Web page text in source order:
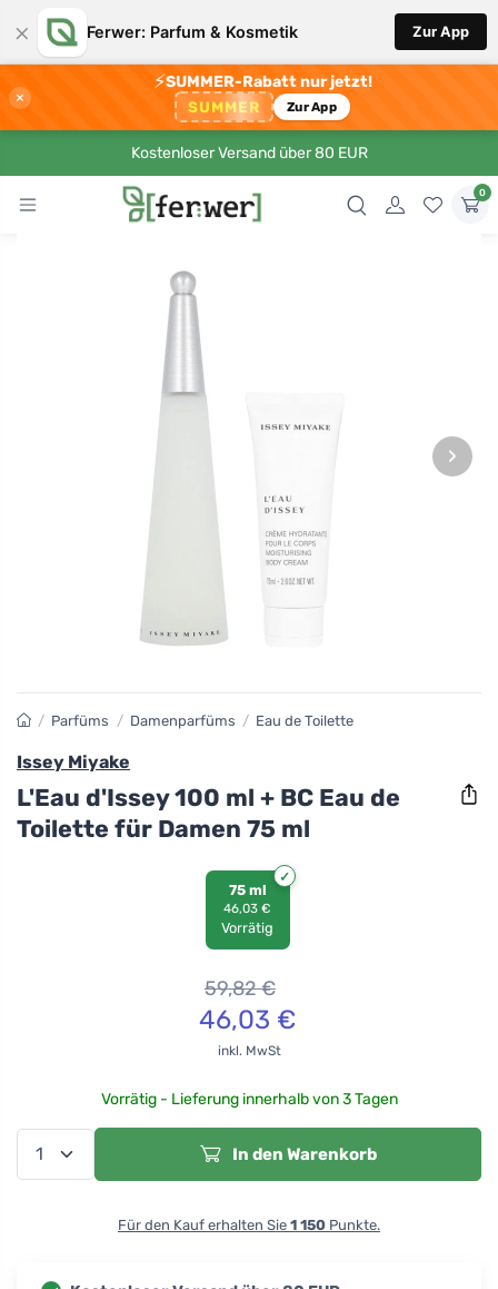
× Ferwer: Parfum & Kosmetik Zur App
×
⚡SUMMER-Rabatt nur jetzt!
SUMMER Zur App
Kostenloser Versand über 80 EUR
0
›
/ Parfüms / Damenparfüms / Eau de Toilette
Issey Miyake
L'Eau d'Issey 100 ml + BC Eau de
Toilette für Damen 75 ml
75 ml
46,03 €
Vorrätig
59,82€
46,03 €
inkl. MwSt
Vorrätig - Lieferung innerhalb von 3 Tagen
In den Warenkorb
Für den Kauf erhalten Sie 1 150 Punkte.